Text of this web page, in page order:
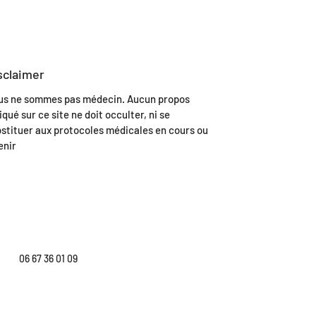
ensuite être rechargée au soleil.
ne sommes pas médecin. Aucun propos
sur ce site ne doit occulter, ni se
aux protocoles médicales en cours ou
06 67 36 01 09